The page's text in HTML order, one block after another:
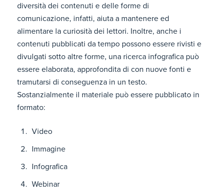
diversità dei contenuti e delle forme di
comunicazione, infatti, aiuta a mantenere ed
alimentare la curiosità dei lettori. Inoltre, anche i
contenuti pubblicati da tempo possono essere rivisti e
divulgati sotto altre forme, una ricerca infografica può
essere elaborata, approfondita di con nuove fonti e
tramutarsi di conseguenza in un testo.
Sostanzialmente il materiale può essere pubblicato in
formato:
Video
Immagine
Infografica
Webinar